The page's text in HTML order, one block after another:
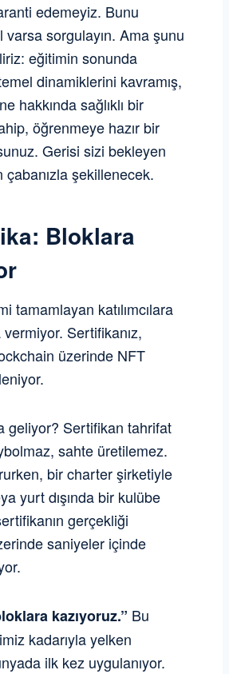
edemeyiz. Bunu
sorgulayın. Ama şunu
eğitimin sonunda
dinamiklerini kavramış,
hakkında sağlıklı bir
öğrenmeye hazır bir
Gerisi sizi bekleyen
şekillenecek.
Bloklara
tamamlayan katılımcılara
Sertifikanız,
üzerinde NFT
geliyor? Sertifikan tahrifat
sahte üretilemez.
bir charter şirketiyle
yurt dışında bir kulübe
gerçekliği
saniyeler içinde
kazıyoruz.” Bu
kadarıyla yelken
ilk kez uygulanıyor.